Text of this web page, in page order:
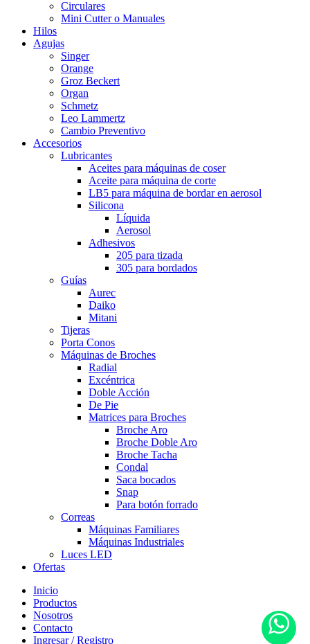
Circulares
Mini Cutter o Manuales
Hilos
Agujas
Singer
Orange
Groz Beckert
Organ
Schmetz
Leo Lammertz
Cambio Preventivo
Accesorios
Lubricantes
Aceites para máquinas de coser
Aceite para máquina de corte
LB5 para máquina de bordar en aerosol
Silicona
Líquida
Aerosol
Adhesivos
205 para tizada
305 para bordados
Guías
Aurec
Daiko
Mitani
Tijeras
Porta Conos
Máquinas de Broches
Radial
Excéntrica
Doble Acción
De Pie
Matrices para Broches
Broche Aro
Broche Doble Aro
Broche Tacha
Condal
Saca bocados
Snap
Para botón forrado
Correas
Máquinas Familiares
Máquinas Industriales
Luces LED
Ofertas
Inicio
Productos
Nosotros
Contacto
Ingresar / Registro